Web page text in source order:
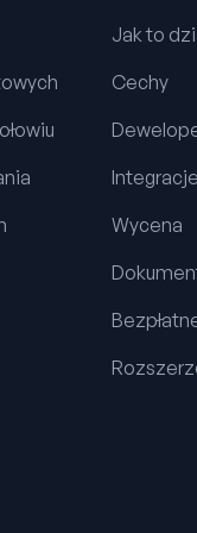
Jak to
Cechy
Integracje
Wycena